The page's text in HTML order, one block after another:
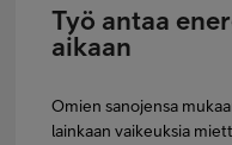
Työ antaa
aikaan
Omien sanojensa
lainkaan vaikeuksia